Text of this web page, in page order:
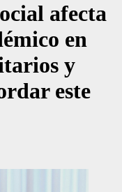
afecta
en
y
este